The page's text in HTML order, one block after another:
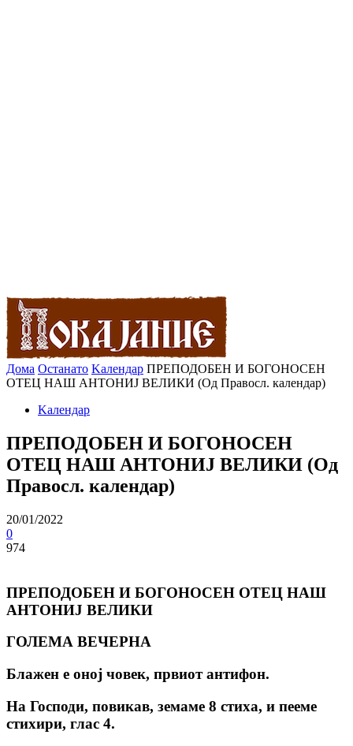
Дома Останато Kалендар ПРЕПОДОБЕН И БОГОНОСЕН
ОТЕЦ НАШ АНТОНИЈ ВЕЛИКИ (Од Правосл. календар)
Kалендар
ПРЕПОДОБЕН И БОГОНОСЕН
ОТЕЦ НАШ АНТОНИЈ ВЕЛИКИ (Од
Правосл. календар)
20/01/2022
0
974
ПРЕПОДОБЕН И БОГОНОСЕН ОТЕЦ НАШ
АНТОНИЈ ВЕЛИКИ
ГОЛЕМА ВЕЧЕРНА
Блажен е оној човек, првиот антифон.
На Господи, повикав, земаме 8 стиха, и пееме
стихири, глас 4.